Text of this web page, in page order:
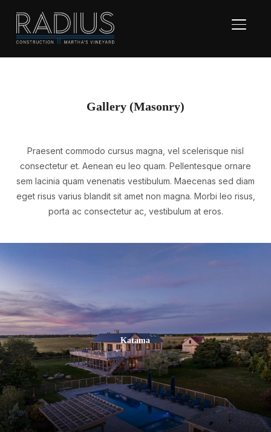
Gallery (Masonry)
Praesent commodo cursus magna, vel scelerisque nisl
consectetur et. Aenean eu leo quam. Pellentesque ornare
sem lacinia quam venenatis vestibulum. Maecenas sed diam
eget risus varius blandit sit amet non magna. Morbi leo risus,
porta ac consectetur ac, vestibulum at eros.
Katama